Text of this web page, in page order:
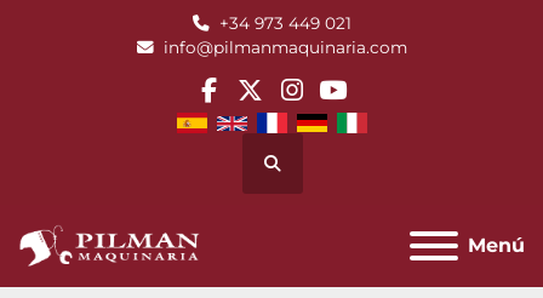
+34 973 449 021
info@pilmanmaquinaria.com
facebook
twitterinstagram
youtube
Buscar
Menú